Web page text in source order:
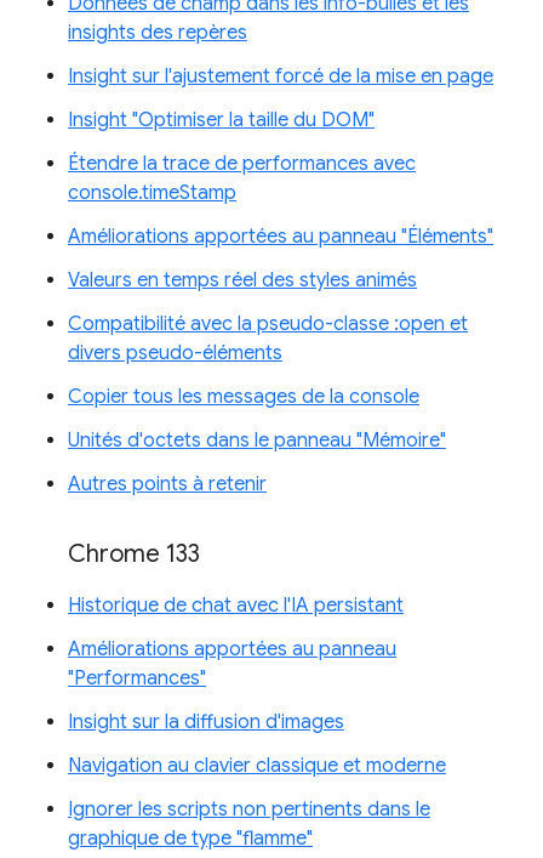
insights des repères
Insight sur l'ajustement forcé de la mise en page
Insight "Optimiser la taille du DOM"
Étendre la trace de performances avec
console.timeStamp
Améliorations apportées au panneau "Éléments"
Valeurs en temps réel des styles animés
Compatibilité avec la pseudo-classe :open et
divers pseudo-éléments
Copier tous les messages de la console
Unités d'octets dans le panneau "Mémoire"
Autres points à retenir
Chrome 133
Historique de chat avec l'IA persistant
Améliorations apportées au panneau
"Performances"
Insight sur la diffusion d'images
Navigation au clavier classique et moderne
Ignorer les scripts non pertinents dans le
graphique de type "flamme"